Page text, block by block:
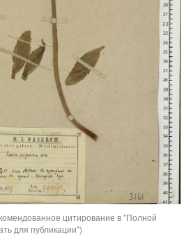
цитирование в "Полной
для публикации")